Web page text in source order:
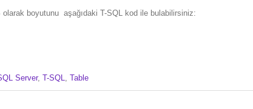
olarak boyutunu aşağıdaki T-SQL kod ile bulabilirsiniz:
Server, T-SQL Table